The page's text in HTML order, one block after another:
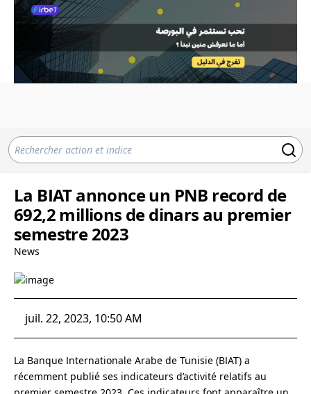
La BIAT annonce un PNB record de
692,2 millions de dinars au premier
semestre 2023
News
juil. 22, 2023, 10:50 AM
La Banque Internationale Arabe de Tunisie (BIAT) a
récemment publié ses indicateurs d’activité relatifs au